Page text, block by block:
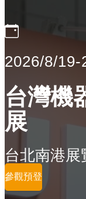
2026/8/19-
台灣機
展
台北南港展
參觀預登